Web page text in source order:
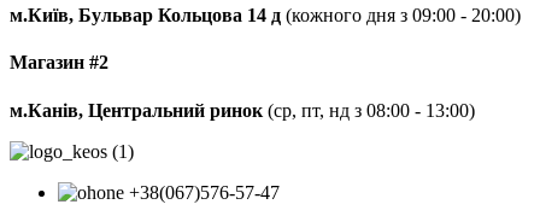
м.Київ, Бульвар Кольцова 14 д (кожного дня з 09:00 - 20:00)
Магазин #2
м.Канів, Центральний ринок (ср, пт, нд з 08:00 - 13:00)
+38(067)576-57-47